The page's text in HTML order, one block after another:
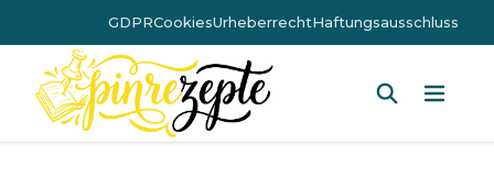
GDPRCookiesUrheberrechtHaftungsausschluss